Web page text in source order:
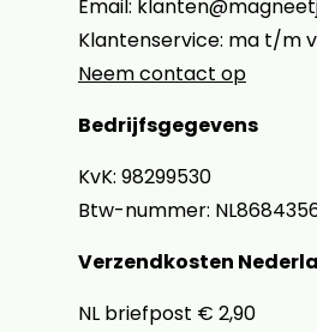
Email:
Klantenservice: ma t/m
Neem contact op
Bedrijfsgegevens
KvK: 98299530
Btw-nummer:
Verzendkosten
NL briefpost € 2,90